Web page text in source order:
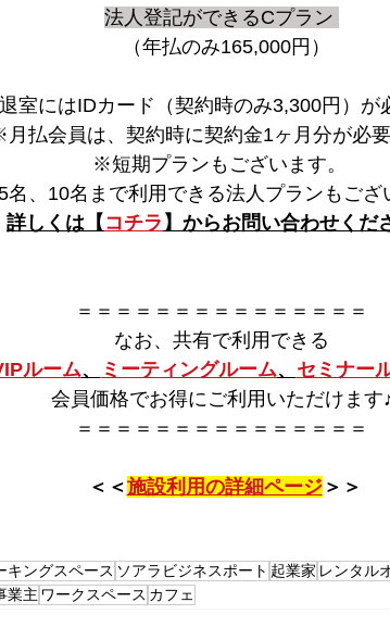
法人登記ができるCプラン
（年払のみ165,000円）
室にはIDカード（契約時のみ3,300円）が
払会員は、契約時に契約金1ヶ月分が必要
※短期プランもございます。
、10名まで利用できる法人プランもござ
詳しくは【 コチラ 】からお問い合わせく
＝＝＝＝＝＝＝＝＝＝＝＝＝＝＝
なお、共有で利用できる
ルーム、 ミーティングルーム、 セミナー
会員価格でお得にご利用いただけます
＝＝＝＝＝＝＝＝＝＝＝＝＝＝＝
＜＜施設利用の詳細ページ＞＞
キングスペース ソアラビジネスポート 起業家 レンタル
業主 ワークスペース カフェ